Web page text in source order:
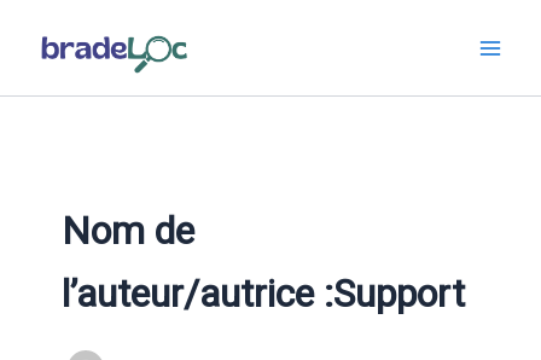
Nom de
l’auteur/autrice :Support